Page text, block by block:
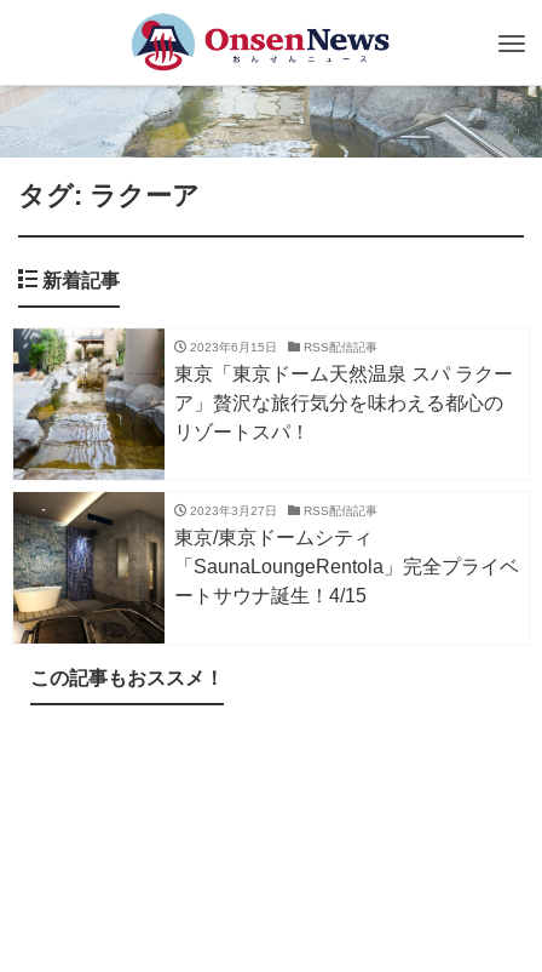
タグ: ラクーア
新着記事
2023年6月15日 RSS配信記事
東京「東京ドーム天然温泉 スパ ラクー
ア」贅沢な旅行気分を味わえる都心の
リゾートスパ！
2023年3月27日 RSS配信記事
東京/東京ドームシティ
「SaunaLoungeRentola」完全プライベ
ートサウナ誕生！4/15
この記事もおススメ！